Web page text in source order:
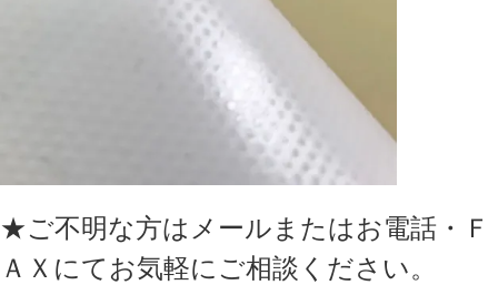
★ご不明な方はメールまたはお電話・Ｆ
ＡＸにてお気軽にご相談ください。